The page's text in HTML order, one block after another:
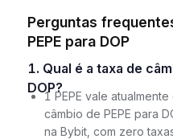
Perguntas
PEPE para DOP
1. Qual é a taxa de câmbio atual de PEPE para
DOP?
1 PEPE vale
câmbio de PEPE para
na Bybit, com zero